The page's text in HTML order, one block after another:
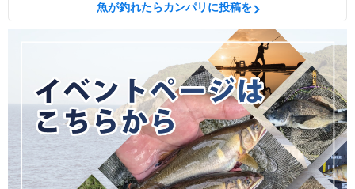
魚が釣れたらカンパリに投稿を